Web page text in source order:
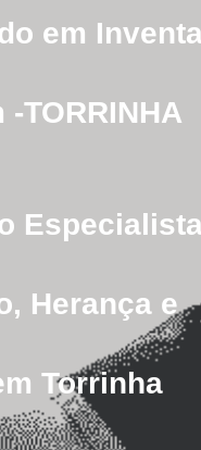
em
-TORRINHA
Herança e
Torrinha